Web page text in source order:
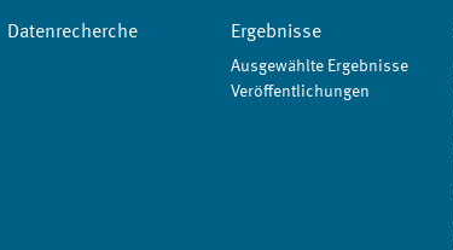
Datenrecherche Ergebnisse
Ausgewählte Ergebnisse
Veröffentlichungen